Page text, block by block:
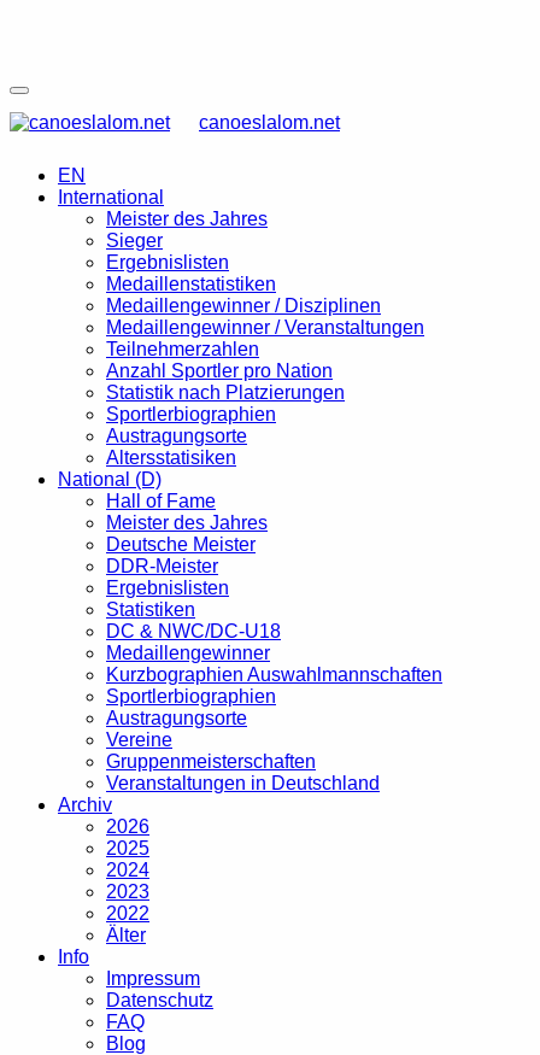
canoeslalom.net
EN
International
Meister des Jahres
Sieger
Ergebnislisten
Medaillenstatistiken
Medaillengewinner / Disziplinen
Medaillengewinner / Veranstaltungen
Teilnehmerzahlen
Anzahl Sportler pro Nation
Statistik nach Platzierungen
Sportlerbiographien
Austragungsorte
Altersstatisiken
National (D)
Hall of Fame
Meister des Jahres
Deutsche Meister
DDR-Meister
Ergebnislisten
Statistiken
DC & NWC/DC-U18
Medaillengewinner
Kurzbographien Auswahlmannschaften
Sportlerbiographien
Austragungsorte
Vereine
Gruppenmeisterschaften
Veranstaltungen in Deutschland
Archiv
2026
2025
2024
2023
2022
Älter
Info
Impressum
Datenschutz
FAQ
Blog